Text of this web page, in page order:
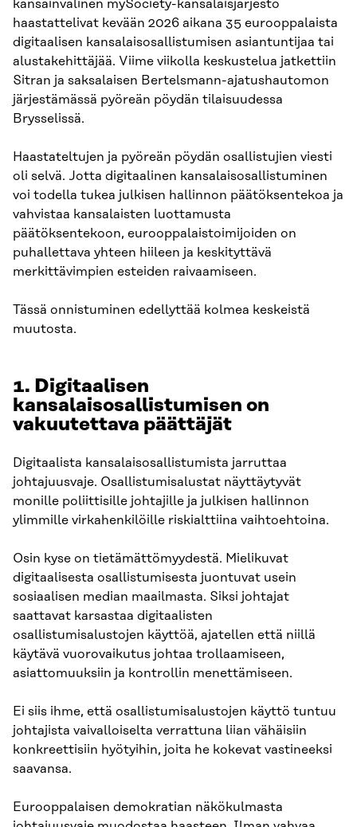
kansainvälinen mySociety-kansalaisjärjestö
haastattelivat kevään 2026 aikana 35 eurooppalaista
digitaalisen kansalaisosallistumisen asiantuntijaa tai
alustakehittäjää. Viime viikolla keskustelua jatkettiin
Sitran ja saksalaisen Bertelsmann-ajatushautomon
järjestämässä pyöreän pöydän tilaisuudessa
Brysselissä.
Haastateltujen ja pyöreän pöydän osallistujien viesti
oli selvä. Jotta digitaalinen kansalaisosallistuminen
voi todella tukea julkisen hallinnon päätöksentekoa ja
vahvistaa kansalaisten luottamusta
päätöksentekoon, eurooppalaistoimijoiden on
puhallettava yhteen hiileen ja keskityttävä
merkittävimpien esteiden raivaamiseen.
Tässä onnistuminen edellyttää kolmea keskeistä
muutosta.
1. Digitaalisen
kansalaisosallistumisen on
vakuutettava päättäjät
Digitaalista kansalaisosallistumista jarruttaa
johtajuusvaje. Osallistumisalustat näyttäytyvät
monille poliittisille johtajille ja julkisen hallinnon
ylimmille virkahenkilöille riskialttiina vaihtoehtoina.
Osin kyse on tietämättömyydestä. Mielikuvat
digitaalisesta osallistumisesta juontuvat usein
sosiaalisen median maailmasta. Siksi johtajat
saattavat karsastaa digitaalisten
osallistumisalustojen käyttöä, ajatellen että niillä
käytävä vuorovaikutus johtaa trollaamiseen,
asiattomuuksiin ja kontrollin menettämiseen.
Ei siis ihme, että osallistumisalustojen käyttö tuntuu
johtajista vaivalloiselta verrattuna liian vähäisiin
konkreettisiin hyötyihin, joita he kokevat vastineeksi
saavansa.
Eurooppalaisen demokratian näkökulmasta